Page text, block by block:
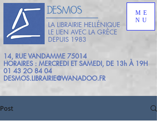
LA LIBRAIRIE HELLÉNIQUE
LE LIEN AVEC LA GRÈCE
DEPUIS 1983
ME
NU
14, RUE VANDAMME 75014
HORAIRES : MERCREDI ET SAMEDI, DE 13h À 19H
01 43 2O 84 04
DESMOS.LIBRAIRIE@WANADOO.FR
Post